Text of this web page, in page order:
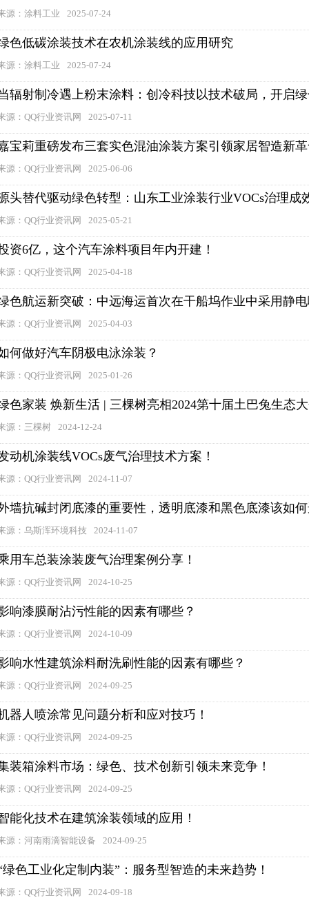
源：涂料工业 2025-07-24
色低碳涂装技术在农机涂装线的应用研究
源：涂料工业 2025-07-24
辐射制冷遇上粉末涂料：创冷科技以技术破局，开启
源：QQ行业资讯网 2025-07-11
宝莉重磅发布三套实色混油涂装方案引领家居智造新
源：QQ行业资讯网 2025-06-06
头替代驱动绿色转型：山东工业涂装行业VOCs治理成
源：QQ行业资讯网 2025-05-21
资6亿，这个汽车涂料项目年内开建！
源：QQ行业资讯网 2025-04-18
色航运新突破：中远海运首次在干船坞作业中采用静
源：QQ行业资讯网 2025-04-03
何做好汽车阴极电泳涂装？
源：QQ行业资讯网 2025-01-26
色家装 焕新生活 | 三棵树亮相2024第十届土巴兔生态
源：三棵树 2024-12-24
动机涂装线VOCs废气治理技术方案！
源：QQ行业资讯网 2024-11-07
墙抗碱封闭底漆的重要性，透明底漆和黑色底漆该如
源：乌斯浑环境科技 2024-11-07
用车总装涂装废气治理案例分享！
源：QQ行业资讯网 2024-10-25
响漆膜耐沾污性能的因素有哪些？
源：QQ行业资讯网 2024-10-09
响水性建筑涂料耐洗刷性能的因素有哪些？
源：QQ行业资讯网 2024-09-25
器人喷涂常见问题分析和应对技巧！
源：QQ行业资讯网 2024-09-25
装箱涂料市场：绿色、技术创新引领未来竞争！
源：QQ行业资讯网 2024-09-25
能化技术在建筑涂装领域的应用！
源：河南雨滴智能设备 2024-09-25
绿色工业化定制内装”：服务型智造的未来趋势！
源：QQ行业资讯网 2024-09-18